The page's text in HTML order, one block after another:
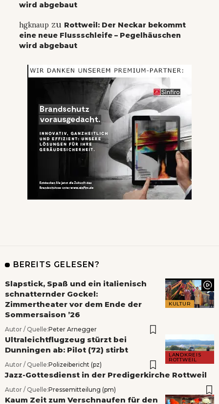
wird abgebaut
hgknaup zu Rottweil: Der Neckar bekommt
eine neue Flussschleife – Pegelhäuschen
wird abgebaut
BEREITS GELESEN?
KULTUR
Slapstick, Spaß und ein italienisch
schnatternder Gockel:
Zimmertheater vor dem Ende der
Sommersaison ’26
Autor / Quelle:Peter Arnegger
LANDKREIS
ROTTWEIL
Ultraleichtflugzeug stürzt bei
Dunningen ab: Pilot (72) stirbt
Autor / Quelle:Polizeibericht (pz)
Jazz-Gottesdienst in der Predigerkirche Rottweil
Autor / Quelle:Pressemitteilung (pm)
Kaum Zeit zum Verschnaufen für den